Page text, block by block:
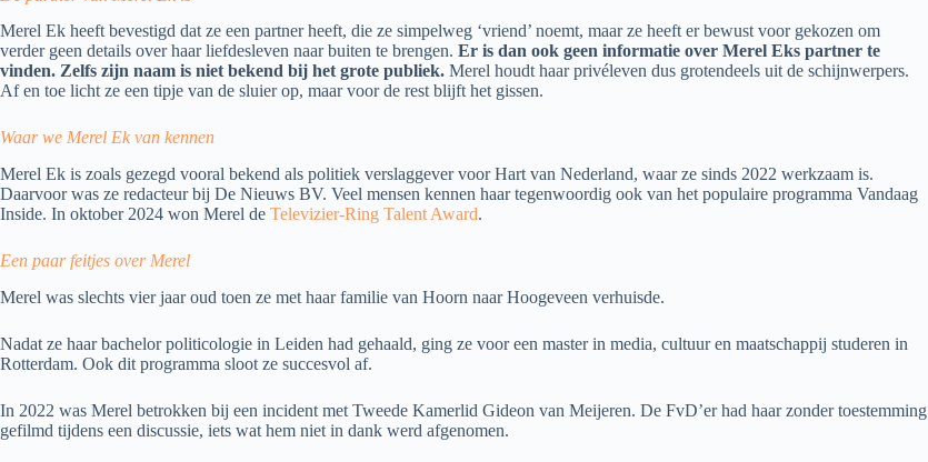
Merel Ek heeft bevestigd dat ze een partner heeft, die ze simpelweg ‘vriend’ noemt, maar ze heeft er bewust voor gekozen om
verder geen details over haar liefdesleven naar buiten te brengen. Er is dan ook geen informatie over Merel Eks partner te
vinden. Zelfs zijn naam is niet bekend bij het grote publiek. Merel houdt haar privéleven dus grotendeels uit de schijnwerpers.
Af en toe licht ze een tipje van de sluier op, maar voor de rest blijft het gissen.
Waar we Merel Ek van kennen
Merel Ek is zoals gezegd vooral bekend als politiek verslaggever voor Hart van Nederland, waar ze sinds 2022 werkzaam is.
Daarvoor was ze redacteur bij De Nieuws BV. Veel mensen kennen haar tegenwoordig ook van het populaire programma Vandaag
Inside. In oktober 2024 won Merel de Televizier-Ring Talent Award.
Een paar feitjes over Merel
Merel was slechts vier jaar oud toen ze met haar familie van Hoorn naar Hoogeveen verhuisde.
Nadat ze haar bachelor politicologie in Leiden had gehaald, ging ze voor een master in media, cultuur en maatschappij studeren in
Rotterdam. Ook dit programma sloot ze succesvol af.
In 2022 was Merel betrokken bij een incident met Tweede Kamerlid Gideon van Meijeren. De FvD’er had haar zonder toestemming
gefilmd tijdens een discussie, iets wat hem niet in dank werd afgenomen.